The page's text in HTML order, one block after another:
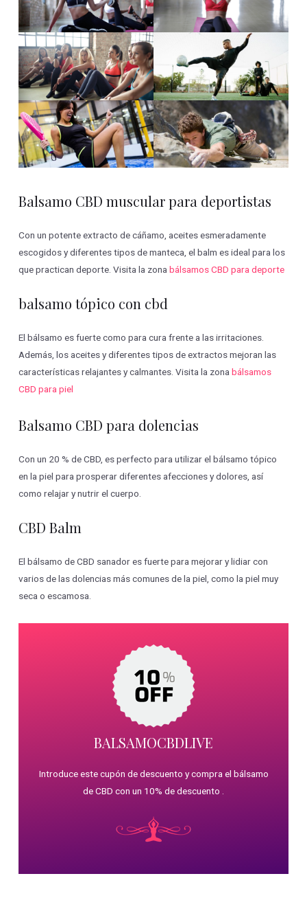
Balsamo CBD muscular para deportistas
Con un potente extracto de cáñamo, aceites esmeradamente
escogidos y diferentes tipos de manteca, el balm es ideal para los
que practican deporte. Visita la zonabálsamos CBD para deporte
balsamo tópico con cbd
El bálsamo es fuerte como para cura frente a las irritaciones.
Además, los aceites y diferentes tipos de extractos mejoran las
características relajantes y calmantes. Visita la zonabálsamos
CBD para piel
Balsamo CBD para dolencias
Con un 20 % de CBD, es perfecto para utilizar el bálsamo tópico
en la piel para prosperar diferentes afecciones y dolores, así
como relajar y nutrir el cuerpo.
CBD Balm
El bálsamo de CBD sanador es fuerte para mejorar y lidiar con
varios de las dolencias más comunes de la piel, como la piel muy
seca o escamosa.
BALSAMOCBDLIVE
Introduce este cupón de descuento y compra el bálsamo
de CBD con un 10% de descuento .